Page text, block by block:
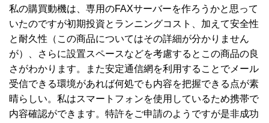
私の購買動機は、専用のFAXサーバーを作ろうかと思って
いたのですが初期投資とランニングコスト、加えて安全性
と耐久性（この商品についてはその詳細が分かりません
が）、さらに設置スペースなどを考慮するとこの商品の良
さがわかります。また安定通信網を利用することでメール
受信できる環境があれば何処でも内容を把握できる点が素
晴らしい。私はスマートフォンを使用しているため携帯で
内容確認ができます。特許をご申請のようですが是非成功